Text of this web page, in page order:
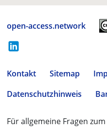
open-access.network
Kontakt Sitemap
Datenschutzhinweis
Für allgemeine Fragen